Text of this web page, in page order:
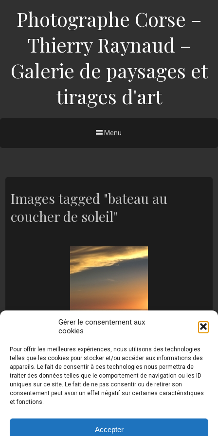
Gérer le consentement aux
cookies
Pour offrir les meilleures expériences, nous utilisons des technologies
telles que les cookies pour stocker et/ou accéder aux informations des
appareils. Le fait de consentir à ces technologies nous permettra de
traiter des données telles que le comportement de navigation ou les ID
uniques sur ce site. Le fait de ne pas consentir ou de retirer son
consentement peut avoir un effet négatif sur certaines caractéristiques
et fonctions.
Accepter
Photographe Corse –
Thierry Raynaud –
Galerie de paysages et
tirages d'art
Menu
Images tagged "bateau au
coucher de soleil"
raynaud.com ©
Toutes les photos de ce site sont